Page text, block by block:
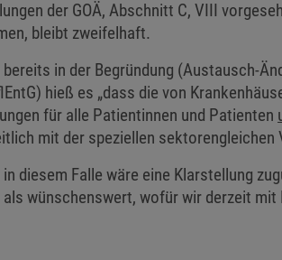
der GOÄ, Abschnitt C, VIII
bleibt zweifelhaft.
bereits in der Begründung (Austausch-
hieß es „dass die von
für alle Patientinnen und Patienten
mit der speziellen sektorengleichen
diesem Falle wäre eine Klarstellung
als wünschenswert, wofür wir derzeit